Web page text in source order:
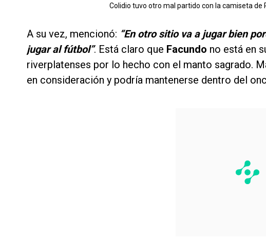
Colidio tuvo otro mal partido con la camiseta de
A su vez, mencionó: “En otro sitio va a jugar bien
jugar al fútbol”. Está claro que Facundo no está en
riverplatenses por lo hecho con el manto sagrado.
en consideración y podría mantenerse dentro del